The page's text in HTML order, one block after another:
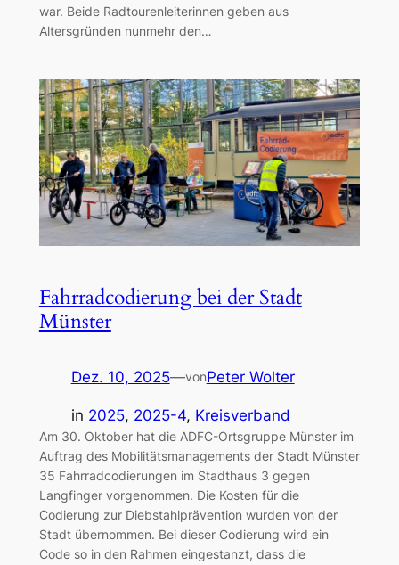
war. Beide Radtourenleiterinnen geben aus
Altersgründen nunmehr den…
Fahrradcodierung bei der Stadt
Münster
Dez. 10, 2025—vonPeter Wolter
in 2025, 2025-4, Kreisverband
Am 30. Oktober hat die ADFC-Ortsgruppe Münster im
Auftrag des Mobilitätsmanagements der Stadt Münster
35 Fahrradcodierungen im Stadthaus 3 gegen
Langfinger vorgenommen. Die Kosten für die
Codierung zur Diebstahlprävention wurden von der
Stadt übernommen. Bei dieser Codierung wird ein
Code so in den Rahmen eingestanzt, dass die